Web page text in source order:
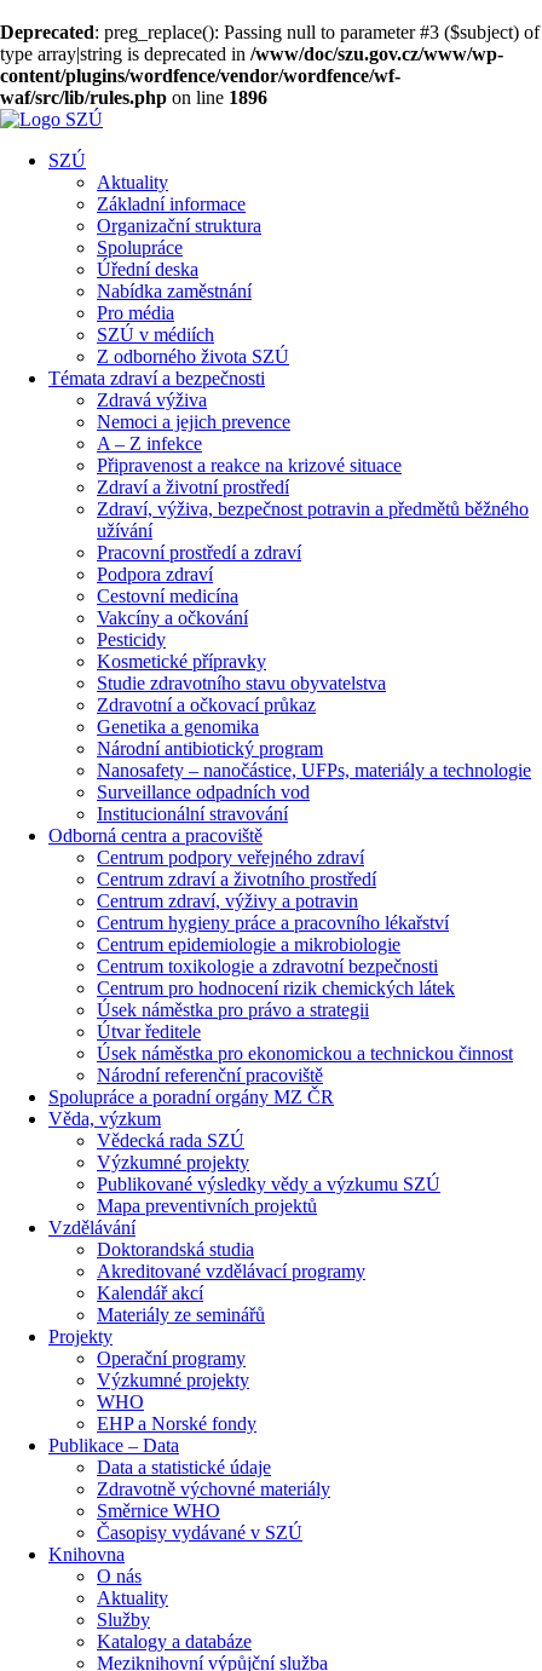
Deprecated: preg_replace(): Passing null to parameter #3 ($subject) of
type array|string is deprecated in /www/doc/szu.gov.cz/www/wp-
content/plugins/wordfence/vendor/wordfence/wf-
waf/src/lib/rules.php on line 1896
SZÚ
Aktuality
Základní informace
Organizační struktura
Spolupráce
Úřední deska
Nabídka zaměstnání
Pro média
SZÚ v médiích
Z odborného života SZÚ
Témata zdraví a bezpečnosti
Zdravá výživa
Nemoci a jejich prevence
A – Z infekce
Připravenost a reakce na krizové situace
Zdraví a životní prostředí
Zdraví, výživa, bezpečnost potravin a předmětů běžného
užívání
Pracovní prostředí a zdraví
Podpora zdraví
Cestovní medicína
Vakcíny a očkování
Pesticidy
Kosmetické přípravky
Studie zdravotního stavu obyvatelstva
Zdravotní a očkovací průkaz
Genetika a genomika
Národní antibiotický program
Nanosafety – nanočástice, UFPs, materiály a technologie
Surveillance odpadních vod
Institucionální stravování
Odborná centra a pracoviště
Centrum podpory veřejného zdraví
Centrum zdraví a životního prostředí
Centrum zdraví, výživy a potravin
Centrum hygieny práce a pracovního lékařství
Centrum epidemiologie a mikrobiologie
Centrum toxikologie a zdravotní bezpečnosti
Centrum pro hodnocení rizik chemických látek
Úsek náměstka pro právo a strategii
Útvar ředitele
Úsek náměstka pro ekonomickou a technickou činnost
Národní referenční pracoviště
Spolupráce a poradní orgány MZ ČR
Věda, výzkum
Vědecká rada SZÚ
Výzkumné projekty
Publikované výsledky vědy a výzkumu SZÚ
Mapa preventivních projektů
Vzdělávání
Doktorandská studia
Akreditované vzdělávací programy
Kalendář akcí
Materiály ze seminářů
Projekty
Operační programy
Výzkumné projekty
WHO
EHP a Norské fondy
Publikace – Data
Data a statistické údaje
Zdravotně výchovné materiály
Směrnice WHO
Časopisy vydávané v SZÚ
Knihovna
O nás
Aktuality
Služby
Katalogy a databáze
Meziknihovní výpůjční služba